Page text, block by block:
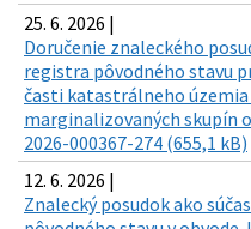
25. 6. 2026 |
Doručenie znaleckého
registra pôvodného stavu
časti katastrálneho
marginalizovaných skupín
2026-000367-274 (655,1 kB)
12. 6. 2026 |
Znalecký posudok ako